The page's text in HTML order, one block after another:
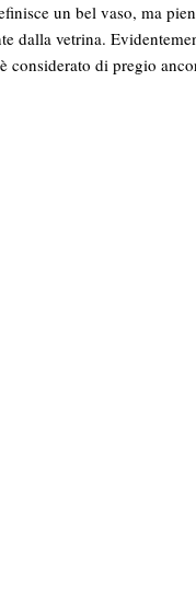
un bel vaso, ma
dalla vetrina.
considerato di pregio